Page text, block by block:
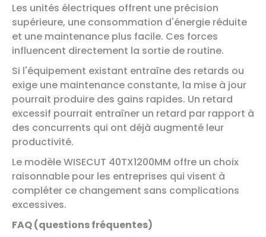
Les unités électriques offrent une précision
supérieure, une consommation d'énergie réduite
et une maintenance plus facile. Ces forces
influencent directement la sortie de routine.
Si l'équipement existant entraîne des retards ou
exige une maintenance constante, la mise à jour
pourrait produire des gains rapides. Un retard
excessif pourrait entraîner un retard par rapport à
des concurrents qui ont déjà augmenté leur
productivité.
Le modèle WISECUT 40TX1200MM offre un choix
raisonnable pour les entreprises qui visent à
compléter ce changement sans complications
excessives.
FAQ (questions fréquentes)